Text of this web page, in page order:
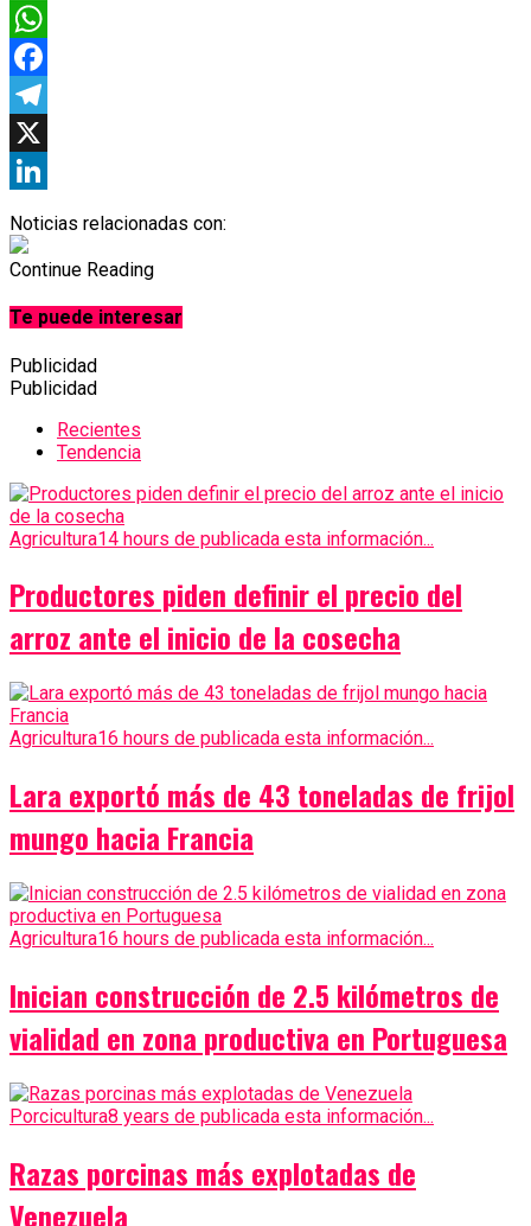
WhatsApp
Facebook
Telegram
X
Noticias relacionadas con:
Continue Reading
Te puede interesar
Publicidad
Publicidad
Recientes
Tendencia
Agricultura14 hours de publicada esta información...
Productores piden definir el precio del
arroz ante el inicio de la cosecha
Agricultura16 hours de publicada esta información...
Lara exportó más de 43 toneladas de frijol
mungo hacia Francia
Agricultura16 hours de publicada esta información...
Inician construcción de 2.5 kilómetros de
vialidad en zona productiva en Portuguesa
Porcicultura8 years de publicada esta información...
Razas porcinas más explotadas de
Venezuela